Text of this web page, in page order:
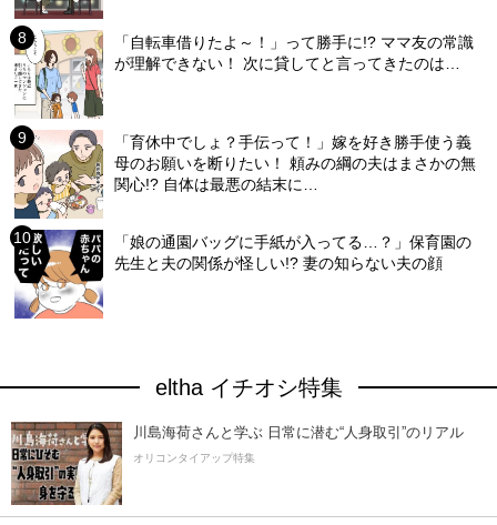
「自転車借りたよ～！」って勝手に!? ママ友の常識
が理解できない！ 次に貸してと言ってきたのは…
「育休中でしょ？手伝って！」嫁を好き勝手使う義
母のお願いを断りたい！ 頼みの綱の夫はまさかの無
関心!? 自体は最悪の結末に…
「娘の通園バッグに手紙が入ってる…？」保育園の
先生と夫の関係が怪しい!? 妻の知らない夫の顔
eltha イチオシ特集
川島海荷さんと学ぶ 日常に潜む“人身取引”のリアル
オリコンタイアップ特集